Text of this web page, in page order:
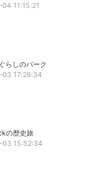
11:15:21
らしのパーク
17:28:34
の歴史旅
15:52:34